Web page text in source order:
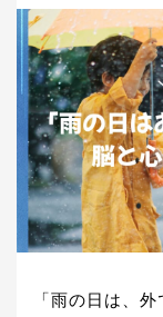
「雨の日は、